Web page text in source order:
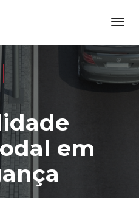
em